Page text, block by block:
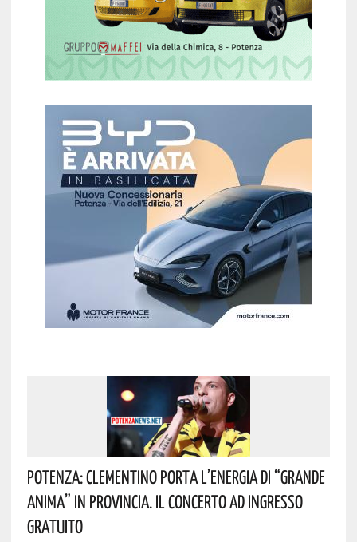
Potenza: Clementino Porta L’energia Di “Grande
Anima” In Provincia. Il Concerto Ad Ingresso
Gratuito